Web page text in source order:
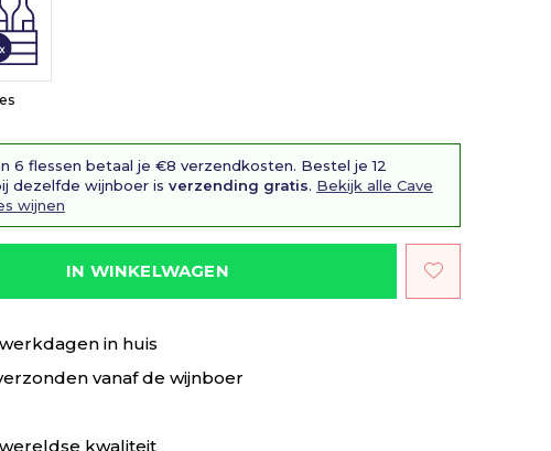
6 flessen betaal je €8 verzendkosten. Bestel je 12
dezelfde wijnboer is verzending gratis. Bekijk alle Cave
wijnen
IN WINKELWAGEN
in huis
vanaf de wijnboer
kwaliteit